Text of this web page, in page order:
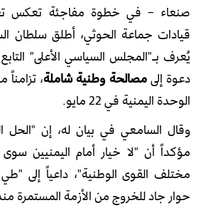
صنعاء – في خطوة مفاجئة تعكس
قيادات جماعة الحوثي، أطلق سلطان
يُعرف بـ"المجلس السياسي الأعلى"
دعوة إلىمصالحة وطنية شاملة
الوحدة اليمنية في 22 مايو.
وقال السامعي في بيان له، إن "الحل
مؤكداً أن "لا خيار أمام اليمنيين
مختلف القوى الوطنية"، داعياً إلى
حوار جاد للخروج من الأزمة المستمرة